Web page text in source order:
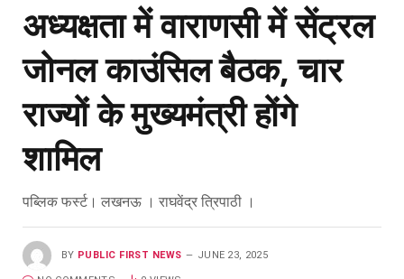
अध्यक्षता में वाराणसी में सेंट्रल
जोनल काउंसिल बैठक, चार
राज्यों के मुख्यमंत्री होंगे
शामिल
पब्लिक फर्स्ट। लखनऊ । राघवेंद्र त्रिपाठी ।
BY PUBLIC FIRST NEWS JUNE 23, 2025